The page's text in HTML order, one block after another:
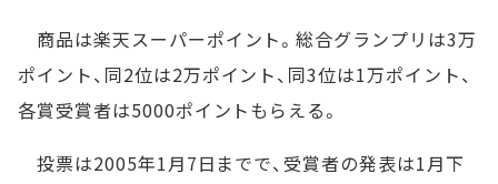
商品は楽天スーパーポイント。総合グランプリは3万
ポイント、同2位は2万ポイント、同3位は1万ポイント、
各賞受賞者は5000ポイントもらえる。
投票は2005年1月7日までで、受賞者の発表は1月下